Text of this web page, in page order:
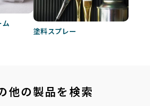
ム
塗料スプレー
他の製品を検索